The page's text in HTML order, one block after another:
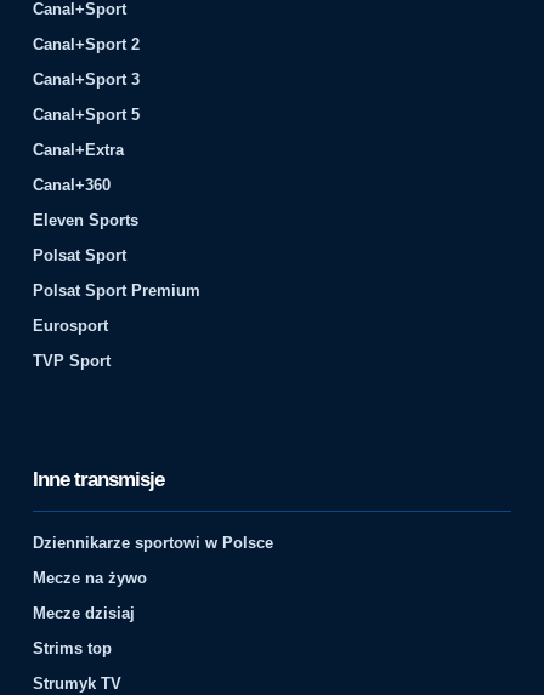
Canal+Sport
Canal+Sport 2
Canal+Sport 3
Canal+Sport 5
Canal+Extra
Canal+360
Eleven Sports
Polsat Sport
Polsat Sport Premium
Eurosport
TVP Sport
Inne transmisje
Dziennikarze sportowi w Polsce
Mecze na żywo
Mecze dzisiaj
Strims top
Strumyk TV